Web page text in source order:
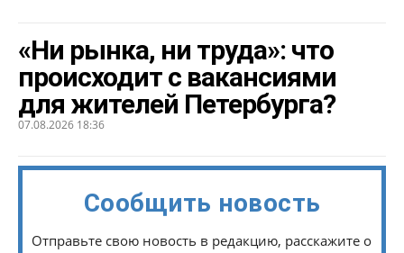
«Ни рынка, ни труда»: что
происходит с вакансиями
для жителей Петербурга?
07.08.2026 18:36
Сообщить новость
Отправьте свою новость в редакцию, расскажите о